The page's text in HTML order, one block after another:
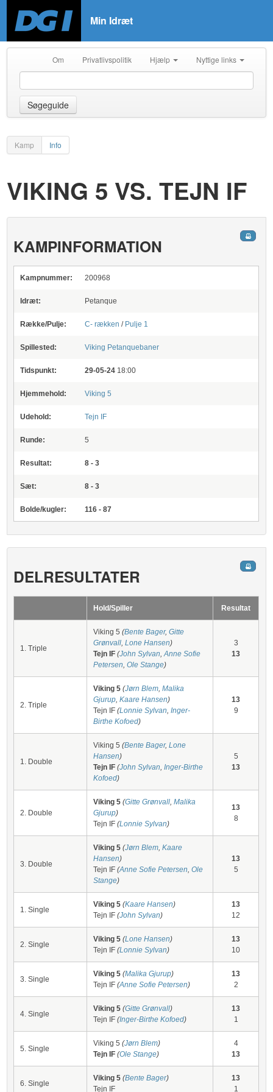
Min Idræt
Om Privatlivspolitik Hjælp Nyttige links
Søgeguide
Kamp Info
VIKING 5 VS. TEJN IF
KAMPINFORMATION
Kampnummer: 200968
Idræt: Petanque
Række/Pulje: C- rækken / Pulje 1
Spillested: Viking Petanquebaner
Tidspunkt: 29-05-24 18:00
Hjemmehold: Viking 5
Udehold: Tejn IF
Runde: 5
Resultat: 8 - 3
Sæt: 8 - 3
Bolde/kugler: 116 - 87
DELRESULTATER
Hold/Spiller Resultat
1. Triple
Viking 5(Bente Bager,Gitte
Grønvall,Lone Hansen)
Tejn IF(John Sylvan,Anne Sofie
Petersen,Ole Stange)
3
13
2. Triple
Viking 5(Jørn Blem,Malika
Gjurup,Kaare Hansen)
Tejn IF(Lonnie Sylvan,Inger-
Birthe Kofoed)
13
9
1. Double
Viking 5(Bente Bager,Lone
Hansen)
Tejn IF(John Sylvan,Inger-Birthe
Kofoed)
5
13
2. Double
Viking 5(Gitte Grønvall,Malika
Gjurup)
Tejn IF(Lonnie Sylvan)
13
8
3. Double
Viking 5(Jørn Blem,Kaare
Hansen)
Tejn IF(Anne Sofie Petersen,Ole
Stange)
13
5
1. Single
Viking 5(Kaare Hansen)
Tejn IF(John Sylvan)
13
12
2. Single
Viking 5(Lone Hansen)
Tejn IF(Lonnie Sylvan)
13
10
3. Single
Viking 5(Malika Gjurup)
Tejn IF(Anne Sofie Petersen)
13
2
4. Single
Viking 5(Gitte Grønvall)
Tejn IF(Inger-Birthe Kofoed)
13
1
5. Single
Viking 5(Jørn Blem)
Tejn IF(Ole Stange)
4
13
6. Single
Viking 5(Bente Bager)
Tejn IF
13
1